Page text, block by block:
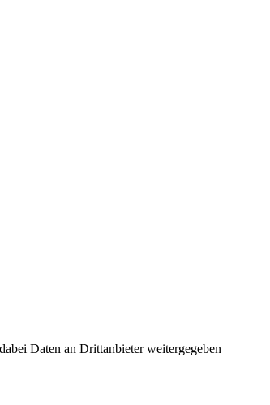
Daten an Drittanbieter weitergegeben